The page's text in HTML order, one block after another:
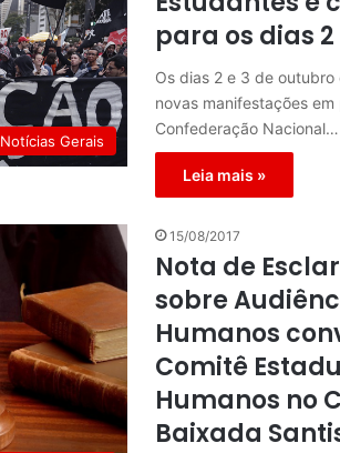
Notícias Gerais
para os dias
Os dias 2 e 3 de
novas manifestações
Confederação Nacional…
Leia mais »
15/08/2017
Nota de
sobre
Humanos
Comitê
Humanos no
Baixada